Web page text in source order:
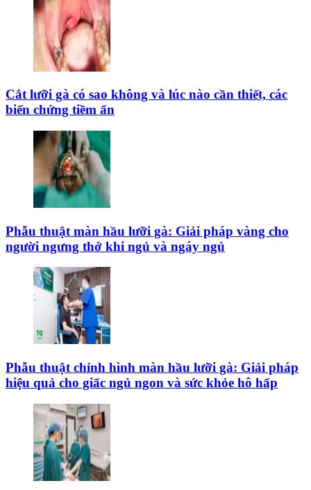
Cắt lưỡi gà có sao không và lúc nào cần thiết, các
biến chứng tiềm ẩn
Phẫu thuật màn hầu lưỡi gà: Giải pháp vàng cho
người ngưng thở khi ngủ và ngáy ngủ
Phẫu thuật chỉnh hình màn hầu lưỡi gà: Giải pháp
hiệu quả cho giấc ngủ ngon và sức khỏe hô hấp